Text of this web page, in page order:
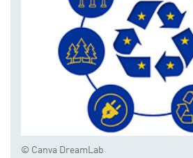
© Canva DreamLab